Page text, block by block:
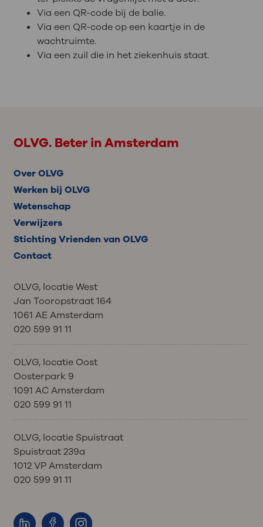
Via een QR-code bij de balie.
Via een QR-code op een kaartje in de
wachtruimte.
Via een zuil die in het ziekenhuis staat.
OLVG. Beter in Amsterdam
Over OLVG
Werken bij OLVG
Wetenschap
Verwijzers
Stichting Vrienden van OLVG
Contact
OLVG, locatie West
Jan Tooropstraat 164
1061 AE Amsterdam
020 599 91 11
OLVG, locatie Oost
Oosterpark 9
1091 AC Amsterdam
020 599 91 11
OLVG, locatie Spuistraat
Spuistraat 239a
1012 VP Amsterdam
020 599 91 11